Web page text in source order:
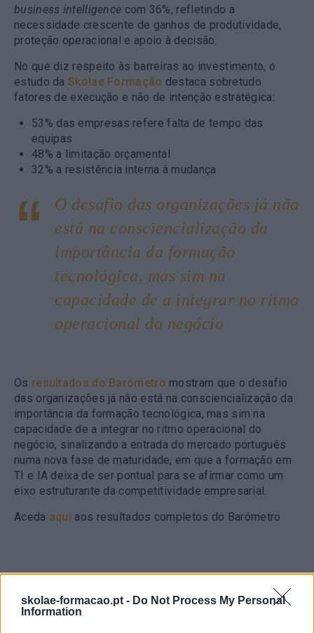
skolae-formacao.pt - Do Not Process My Personal
Information
business intelligence com 36%, refletindo a
necessidade crescente de ganhos de produtividade,
proteção operacional e apoio à decisão.
No que diz respeito às barreiras ao investimento, o
estudo da Skolae Formação destaca sobretudo
fatores de execução e não de intenção estratégica:
53% das empresas refere falta de tempo das
equipas
48% a limitação orçamental
32% a resistência interna à mudança
O desafio das organizações já não
está na consciencialização da
importância da formação
tecnológica, mas sim na
capacidade de a integrar no ritmo
operacional do negócio
Os resultados do Barómetro mostram que o desafio
das organizações já não está na consciencialização da
importância da formação tecnológica, mas sim na
capacidade de a integrar no ritmo operacional do
negócio, sinalizando a entrada do mercado português
numa nova fase de maturidade, em que a formação em
TI e IA deixa de ser pontual para se afirmar como um
eixo estruturante da competitividade empresarial.
Aceda aqui aos resultados completos do Barómetro